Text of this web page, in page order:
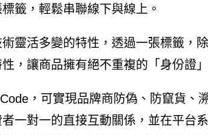
籤，輕鬆串聯線下與線上。
靈活多變的特性，透過一張標籤，
，讓商品擁有絕不重複的「身份證」
，可實現品牌商防偽、防竄貨、
一對一的直接互動關係，並在平台